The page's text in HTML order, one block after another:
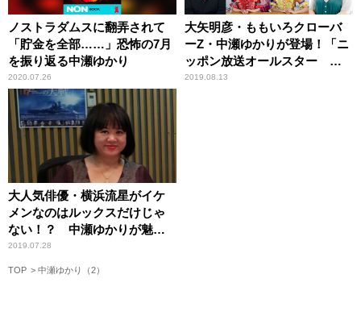
ノストラダムスに翻弄されて
「貯金を全部……」恐怖の7月
を振り返る中瀬ゆかり
2020.07.26
大矢明彦・ももいろクローバ
ーZ・中瀬ゆかりが登場！「ニ
ッポン放送オールスター 人
生相談」
2019.08.13
大人気俳優・横浜流星がイケ
メンなのはルックスだけじゃ
ない！？ 中瀬ゆかりが魅力
を解説
2019.07.28
TOP 中瀬ゆかり（2）